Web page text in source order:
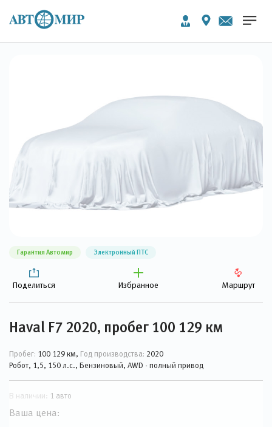
Гарантия Автомир Электронный ПТС
Поделиться Избранное Маршрут
Haval F7 2020, пробег 100 129 км
Пробег: 100 129 км, Год производства: 2020
Робот, 1,5, 150 л.с., Бензиновый, AWD - полный привод
В наличии: 1 авто
Ваша цена: